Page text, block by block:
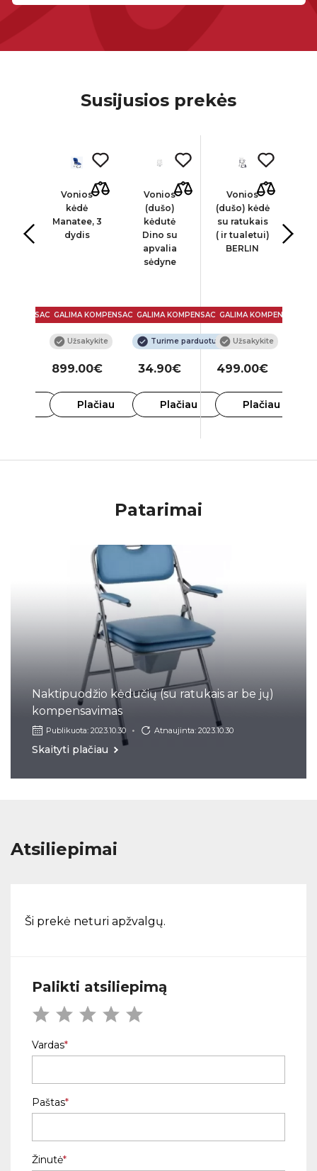
Susijusios prekės
Vonios
kėdė
Manatee, 3
dydis
GALIMA KOMPENSACIJA
Užsakykite
899.00€
Plačiau
Vonios
(dušo)
kėdutė
Dino su
apvalia
sėdyne
GALIMA KOMPENSACIJA
Turime parduotuvėje
34.90€
Plačiau
Vonios
(dušo) kėdė
su ratukais
( ir tualetui)
BERLIN
GALIMA KOMPENSACIJA
Užsakykite
499.00€
Plačiau
Patarimai
Naktipuodžio kėdučių (su ratukais ar be jų)
kompensavimas
Publikuota: 2023.10.30 Atnaujinta: 2023.10.30
Skaityti plačiau
Atsiliepimai
Ši prekė neturi apžvalgų.
Palikti atsiliepimą
Vardas
Paštas
Žinutė